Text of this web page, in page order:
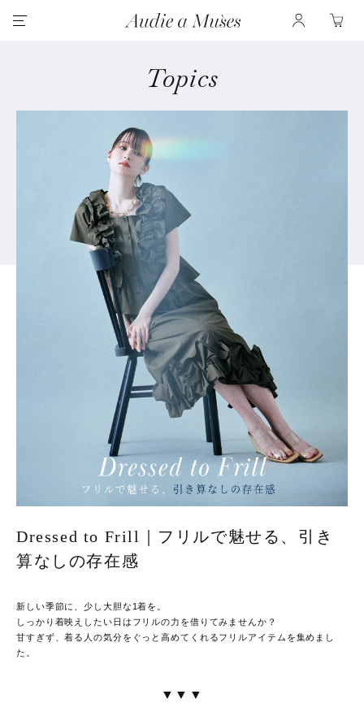
Topics
Dressed to Frill｜フリルで魅せる、引き
算なしの存在感
新しい季節に、少し大胆な1着を。
しっかり着映えしたい日はフリルの力を借りてみませんか？
甘すぎず、着る人の気分をぐっと高めてくれるフリルアイテムを集めまし
た。
▼▼▼